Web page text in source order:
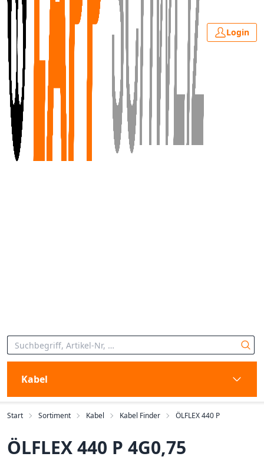
Login
Kabel
Start Sortiment Kabel Kabel Finder ÖLFLEX 440 P
ÖLFLEX 440 P 4G0,75